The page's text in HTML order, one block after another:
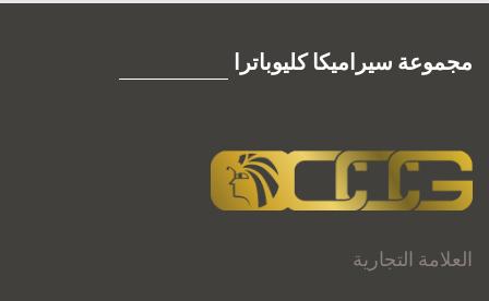
مجموعة سيراميكا كليوباترا
العلامة التجارية